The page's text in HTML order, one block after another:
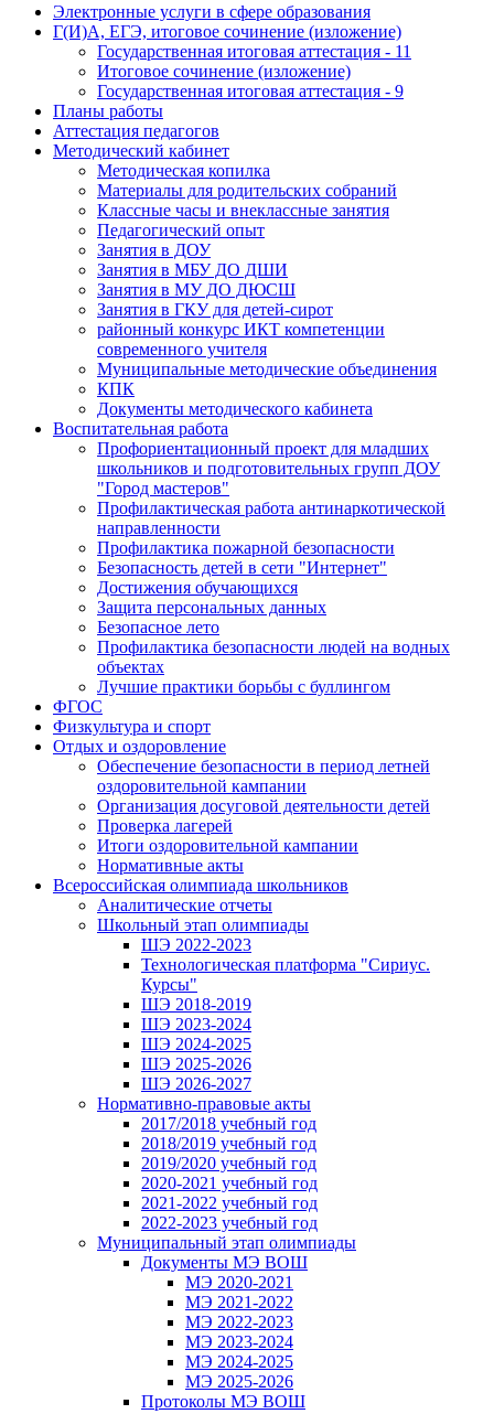
Электронные услуги в сфере образования
Г(И)А, ЕГЭ, итоговое сочинение (изложение)
Государственная итоговая аттестация - 11
Итоговое сочинение (изложение)
Государственная итоговая аттестация - 9
Планы работы
Аттестация педагогов
Методический кабинет
Методическая копилка
Материалы для родительских собраний
Классные часы и внеклассные занятия
Педагогический опыт
Занятия в ДОУ
Занятия в МБУ ДО ДШИ
Занятия в МУ ДО ДЮСШ
Занятия в ГКУ для детей-сирот
районный конкурс ИКТ компетенции
современного учителя
Муниципальные методические объединения
КПК
Документы методического кабинета
Воспитательная работа
Профориентационный проект для младших
школьников и подготовительных групп ДОУ
"Город мастеров"
Профилактическая работа антинаркотической
направленности
Профилактика пожарной безопасности
Безопасность детей в сети "Интернет"
Достижения обучающихся
Защита персональных данных
Безопасное лето
Профилактика безопасности людей на водных
объектах
Лучшие практики борьбы с буллингом
ФГОС
Физкультура и спорт
Отдых и оздоровление
Обеспечение безопасности в период летней
оздоровительной кампании
Организация досуговой деятельности детей
Проверка лагерей
Итоги оздоровительной кампании
Нормативные акты
Всероссийская олимпиада школьников
Аналитические отчеты
Школьный этап олимпиады
ШЭ 2022-2023
Технологическая платформа "Сириус.
Курсы"
ШЭ 2018-2019
ШЭ 2023-2024
ШЭ 2024-2025
ШЭ 2025-2026
ШЭ 2026-2027
Нормативно-правовые акты
2017/2018 учебный год
2018/2019 учебный год
2019/2020 учебный год
2020-2021 учебный год
2021-2022 учебный год
2022-2023 учебный год
Муниципальный этап олимпиады
Документы МЭ ВОШ
МЭ 2020-2021
МЭ 2021-2022
МЭ 2022-2023
МЭ 2023-2024
МЭ 2024-2025
МЭ 2025-2026
Протоколы МЭ ВОШ